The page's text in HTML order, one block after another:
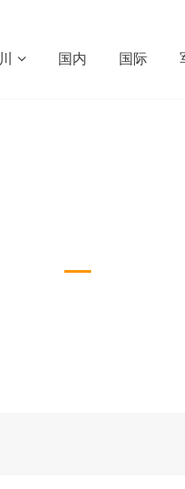
国内 国际